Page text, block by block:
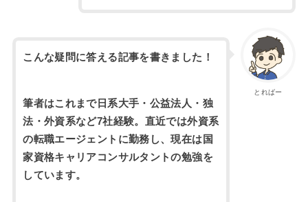
とればー
こんな疑問に答える記事を書きました！
筆者はこれまで日系大手・公益法人・独
法・外資系など7社経験。直近では外資系
の転職エージェントに勤務し、現在は国
家資格キャリアコンサルタントの勉強を
しています。